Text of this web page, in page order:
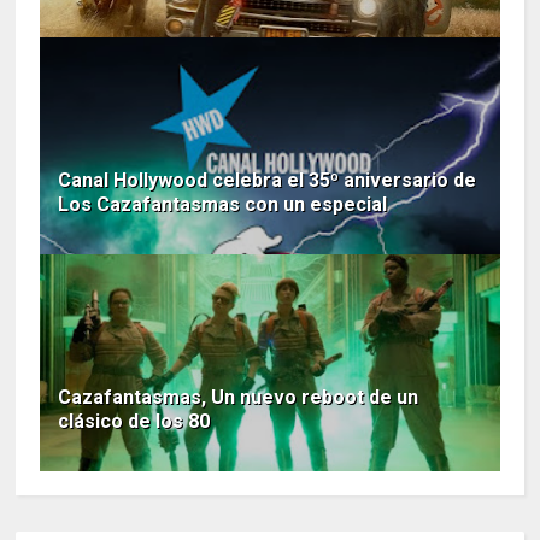
Canal Hollywood celebra el 35º aniversario de
Los Cazafantasmas con un especial
Cazafantasmas, Un nuevo reboot de un
clásico de los 80